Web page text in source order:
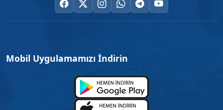
Mobil Uygulamamızı İndirin